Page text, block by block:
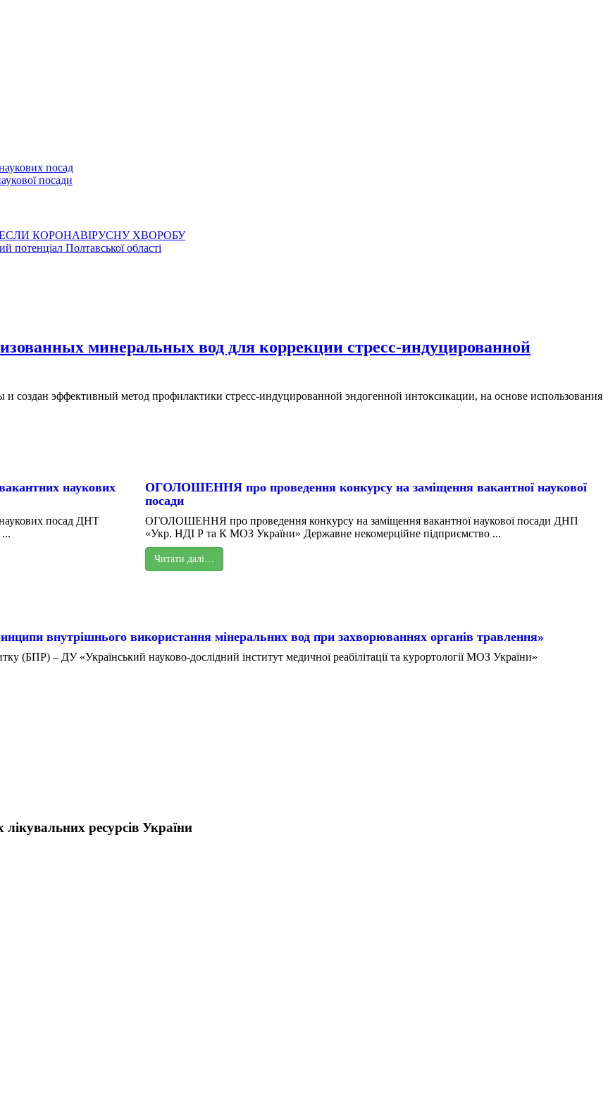
посад
посади
КОРОНАВІРУСНУ ХВОРОБУ
потенціал Полтавської області
минеральных вод для коррекции стресс-индуцированной
и создан эффективный метод профилактики стресс-индуцированной эндогенной интоксикации, на основе использования
наукових
посад ДНТ
ОГОЛОШЕННЯ про проведення конкурсу на заміщення вакантної наукової
посади
ОГОЛОШЕННЯ про проведення конкурсу на заміщення вакантної наукової посади ДНП
«Укр. НДІ Р та К МОЗ України» Державне некомерційне підприємство ...
Читати далі…
внутрішнього використання мінеральних вод при захворюваннях органів травлення»
(БПР) – ДУ «Український науково-дослідний інститут медичної реабілітації та курортології МОЗ України»
ресурсів України